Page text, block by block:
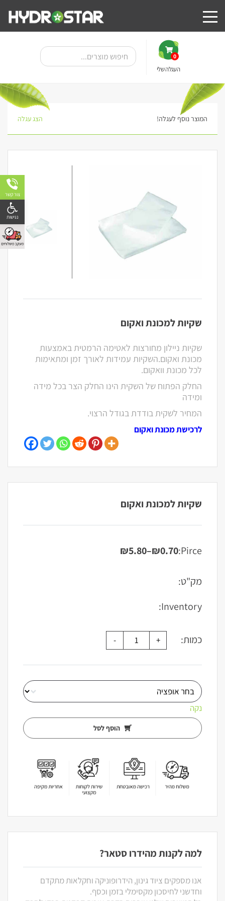
0
העגלה שלי
המוצר נוסף לעגלה! הצג עגלה
שקיות למכונת ואקום
שקיות ניילון מחורצות לאטימה הרמטית באמצעות
מכונת ואקום.השקיות עמידות לאורך זמן ומתאימות
לכל מכונת וואקום.
החלק הפתוח של השקית הינו החלק הצר בכל מידה
ומידה
המחיר לשקית בודדת בגודל הרצוי.
לרכישת מכונת ואקום
שקיות למכונת ואקום
Pirce:
₪0.70
–
₪5.80
טווח
מק"ט:
Inventory:
כמות:
נקה
הוסף לסל
למה לקנות מהידרו סטאר?
אנו מספקים ציוד גינון, הידרופוניקה וחקלאות מתקדם
וחדשני לחיסכון מקסימלי בזמן וכסף.
צור קשר